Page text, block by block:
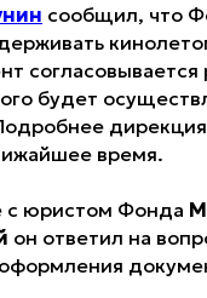
сообщил, что
согласовывается
будет
время.
с юристом Фонда
он ответил на